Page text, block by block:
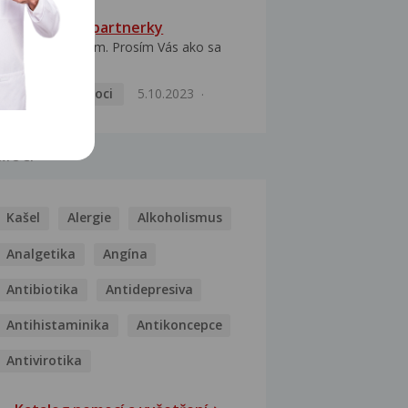
HPV typ 52 u partnerky
Dobrý deň prajem. Prosím Vás ako sa
Pohlavní nemoci
5.10.2023
Kašel Alergie Alkoholismus
Analgetika Angína
Antibiotika Antidepresiva
Antihistaminika Antikoncepce
Antivirotika